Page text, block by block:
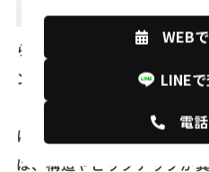
らではの太いサウンドや弾
ンディングなどの装飾をな
「レスポール・スタジオ」
に対する廉価版として登場
は、構造やピックアップが
WEB
LINE
電